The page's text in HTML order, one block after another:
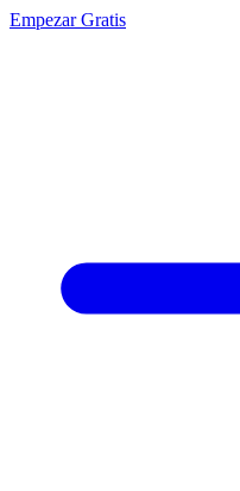
Empezar Gratis